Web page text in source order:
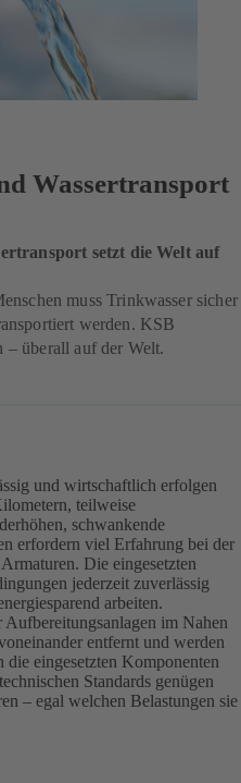
Wassertransport
setzt die Welt auf
muss Trinkwasser sicher
werden. KSB
– überall auf der Welt.
und wirtschaftlich erfolgen
teilweise
schwankende
erfordern viel Erfahrung bei der
Die einge­setzten
jederzeit zuverlässig
arbeiten.
im Nahen
entfernt und werden
die eingesetzten Komponenten
Standards genügen
– egal welchen Belastungen sie